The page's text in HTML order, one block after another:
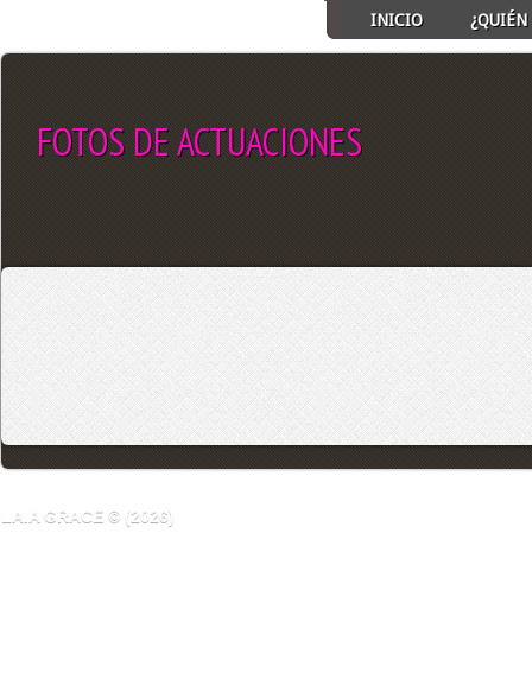
INICIO
FOTOS DE ACTUACIONES
SELECT ALBUM TO PLAY
LAIA GRACE © (2026)